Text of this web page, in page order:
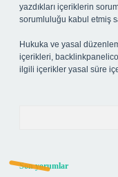
yazdıkları içeriklerin
sorumluluğu kabul etmiş
Hukuka ve yasal
içerikleri,
ilgili içerikler yasal süre
Son yorumlar